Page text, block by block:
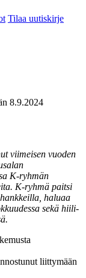
Tilaa uutiskirje
8.9.2024
viimeisen vuoden
K-ryhmän
K-ryhmä paitsi
haluaa
sekä hiili-
liittymään